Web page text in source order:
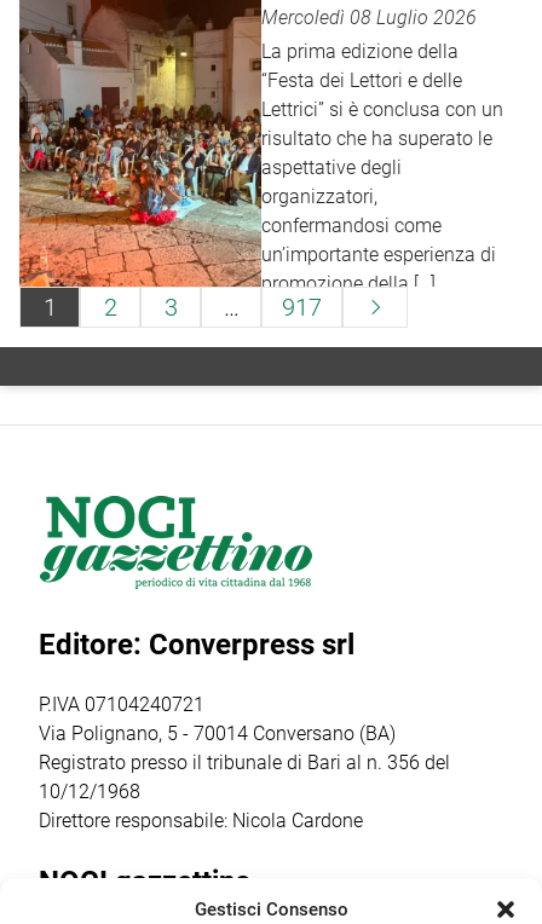
Lettori e delle Lettrici
Mercoledì 08 Luglio 2026
La prima edizione della
“Festa dei Lettori e delle
Lettrici” si è conclusa con un
risultato che ha superato le
aspettative degli
organizzatori,
confermandosi come
un’importante esperienza di
promozione della […]
1 2 3 … 917 
Editore: Converpress srl
P.IVA 07104240721
Via Polignano, 5 - 70014 Conversano (BA)
Registrato presso il tribunale di Bari al n. 356 del
10/12/1968
Direttore responsabile: Nicola Cardone
NOCI gazzettino
Gestisci Consenso